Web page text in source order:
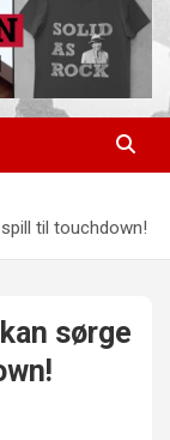
til touchdown!
sørge